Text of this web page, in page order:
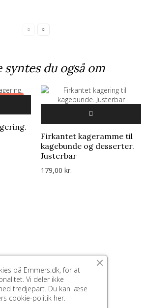
syntes du også om
Firkantet kageramme til
kagebunde og desserter.
Justerbar
179,00 kr.
på Emmers.dk, for at
Vi deler ikke
tredjepart. Du kan læse
cookie-politik her.